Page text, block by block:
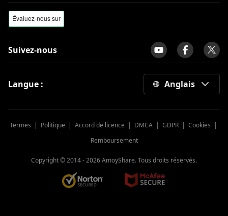
Suivez-nous
Langue : Anglais
Termes | Politique | Accord de licence | DMCA| GDPR| Cookies |
Remboursement
Copyright © 2014 -2026AmoyShare. Tous droits réservés.